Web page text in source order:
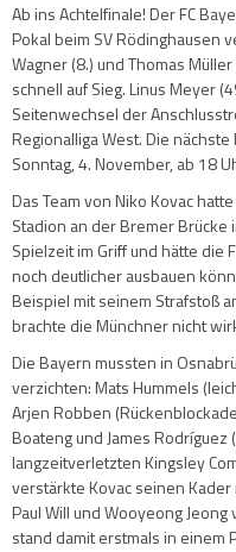
Ab ins Achtelfinale! Der FC
Pokal beim SV Rödinghausen
Wagner (8.) und Thomas
schnell auf Sieg. Linus Meyer
Seitenwechsel der
Regionalliga West. Die
Sonntag, 4. November, ab 18
Das Team von Niko Kovac
Stadion an der Bremer
Spielzeit im Griff und hätte die
noch deutlicher ausbauen
Beispiel mit seinem Strafstoß
brachte die Münchner nicht
Die Bayern mussten in
verzichten: Mats Hummels
Arjen Robben
Boateng und James
langzeitverletzten Kingsley
verstärkte Kovac seinen Kader
Paul Will und Wooyeong
stand damit erstmals in einem